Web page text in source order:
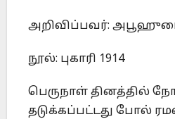
அறிவிப்பவர்:
நூல்: புகாரி 1914
பெருநாள் தினத்தில்
தடுக்கப்பட்டது போல்